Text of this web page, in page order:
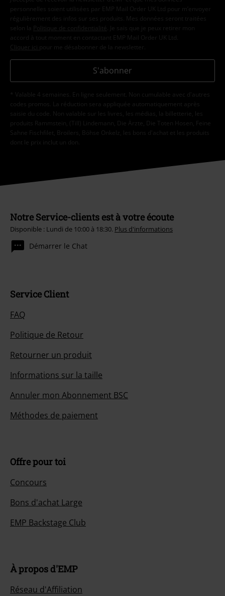
personnelles soient utilisées par EMP Mail Order UK Ltd pour m’envoyer
régulièrement des infos sur ses produits. Mes données seront traitées
selon la
Politique de confidentialité . Je sais que je peux retirer mon
accord à tout moment en contactant EMP Mail Order UK Ltd.
Cliquer ici pour me désabonner de la newsletter.
S'abonner
* Valable 4 semaines. En ligne seulement. Non cumulable avec d'autres
codes promos. La réduction sera appliquée automatiquement après
saisie du code. Non valable sur les livres, les médias, la billetterie, les
produits Rammstein, (Till) Lindemann, Die Ärzte, Die Toten Hosen, Feine
Sahne Fischfilet, Broilers, Böhse Onkelz, les bons d'achat et les produits
dont le prix inclut un don.
Notre Service-clients est à votre écoute
Disponible : Lundi de 10:00 à 18:30. Plus d'informations
Démarrer le Chat
Service Client
FAQ
Politique de Retour
Retourner un produit
Informations sur la taille
Annuler mon Abonnement BSC
Méthodes de paiement
Offre pour toi
Concours
Bons d'achat Large
EMP Backstage Club
À propos d'EMP
Réseau d'Affiliation